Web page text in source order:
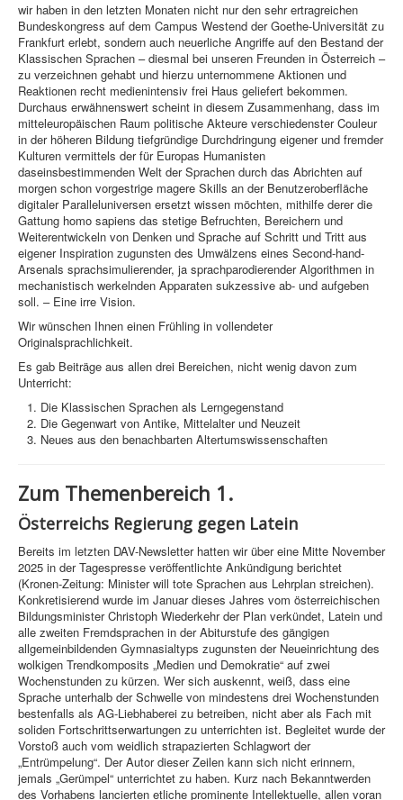
wir haben in den letzten Monaten nicht nur den sehr ertragreichen
Bundeskongress auf dem Campus Westend der Goethe-Universität zu
Frankfurt erlebt, sondern auch neuerliche Angriffe auf den Bestand der
Klassischen Sprachen – diesmal bei unseren Freunden in Österreich –
zu verzeichnen gehabt und hierzu unternommene Aktionen und
Reaktionen recht medienintensiv frei Haus geliefert bekommen.
Durchaus erwähnenswert scheint in diesem Zusammenhang, dass im
mitteleuropäischen Raum politische Akteure verschiedenster Couleur
in der höheren Bildung tiefgründige Durchdringung eigener und fremder
Kulturen vermittels der für Europas Humanisten
daseinsbestimmenden Welt der Sprachen durch das Abrichten auf
morgen schon vorgestrige magere Skills an der Benutzeroberfläche
digitaler Paralleluniversen ersetzt wissen möchten, mithilfe derer die
Gattung homo sapiens das stetige Befruchten, Bereichern und
Weiterentwickeln von Denken und Sprache auf Schritt und Tritt aus
eigener Inspiration zugunsten des Umwälzens eines Second-hand-
Arsenals sprachsimulierender, ja sprachparodierender Algorithmen in
mechanistisch werkelnden Apparaten sukzessive ab- und aufgeben
soll. – Eine irre Vision.
Wir wünschen Ihnen einen Frühling in vollendeter
Originalsprachlichkeit.
Es gab Beiträge aus allen drei Bereichen, nicht wenig davon zum
Unterricht:
Die Klassischen Sprachen als Lerngegenstand
Die Gegenwart von Antike, Mittelalter und Neuzeit
Neues aus den benachbarten Altertumswissenschaften
Zum Themenbereich 1.
Österreichs Regierung gegen Latein
Bereits im letzten DAV-Newsletter hatten wir über eine Mitte November
2025 in der Tagespresse veröffentlichte Ankündigung berichtet
(Kronen-Zeitung: Minister will tote Sprachen aus Lehrplan streichen).
Konkretisierend wurde im Januar dieses Jahres vom österreichischen
Bildungsminister Christoph Wiederkehr der Plan verkündet, Latein und
alle zweiten Fremdsprachen in der Abiturstufe des gängigen
allgemeinbildenden Gymnasialtyps zugunsten der Neueinrichtung des
wolkigen Trendkomposits „Medien und Demokratie“ auf zwei
Wochenstunden zu kürzen. Wer sich auskennt, weiß, dass eine
Sprache unterhalb der Schwelle von mindestens drei Wochenstunden
bestenfalls als AG-Liebhaberei zu betreiben, nicht aber als Fach mit
soliden Fortschrittserwartungen zu unterrichten ist. Begleitet wurde der
Vorstoß auch vom weidlich strapazierten Schlagwort der
„Entrümpelung“. Der Autor dieser Zeilen kann sich nicht erinnern,
jemals „Gerümpel“ unterrichtet zu haben. Kurz nach Bekanntwerden
des Vorhabens lancierten etliche prominente Intellektuelle, allen voran